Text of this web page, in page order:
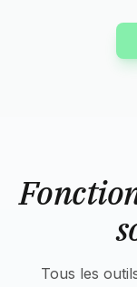
Tous les